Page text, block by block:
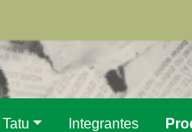
Integrantes